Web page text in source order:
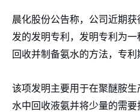
晨化股份公告称，公司近期
发的发明专利，发明专利为
回收并制备氨水的方法，专利
该项发明主要用于在聚醚胺
水中回收液氨并将少量的需